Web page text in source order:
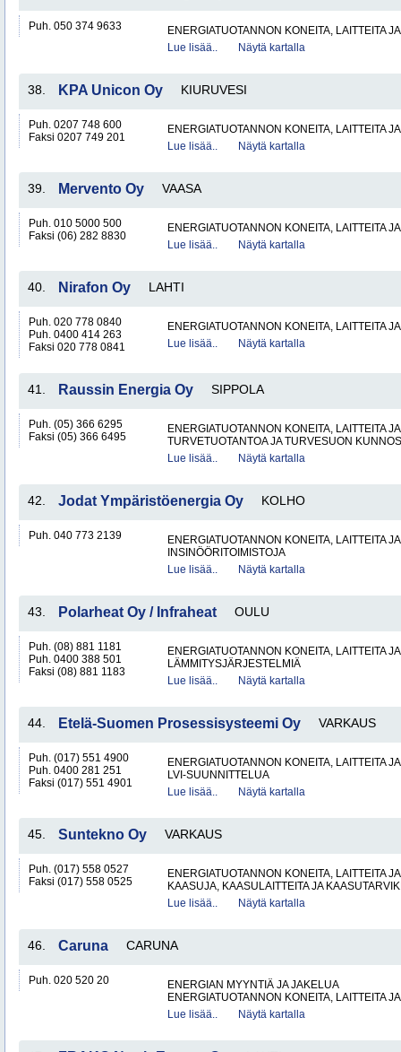
Puh. 050 374 9633
ENERGIATUOTANNON KONEITA, LAITTEITA
Lue lisää..
Näytä kartalla
38. KPA Unicon Oy KIURUVESI
Puh. 0207 748 600
Faksi 0207 749 201
ENERGIATUOTANNON KONEITA, LAITTEITA
Lue lisää..
Näytä kartalla
39. Mervento Oy VAASA
Puh. 010 5000 500
Faksi (06) 282 8830
ENERGIATUOTANNON KONEITA, LAITTEITA
Lue lisää..
Näytä kartalla
40. Nirafon Oy LAHTI
Puh. 020 778 0840
Puh. 0400 414 263
Faksi 020 778 0841
ENERGIATUOTANNON KONEITA, LAITTEITA
Lue lisää..
Näytä kartalla
41. Raussin Energia Oy SIPPOLA
Puh. (05) 366 6295
Faksi (05) 366 6495
ENERGIATUOTANNON KONEITA, LAITTEITA
TURVETUOTANTOA JA TURVESUON
Lue lisää..
Näytä kartalla
42. Jodat Ympäristöenergia Oy KOLHO
Puh. 040 773 2139
ENERGIATUOTANNON KONEITA, LAITTEITA
INSINÖÖRITOIMISTOJA
Lue lisää..
Näytä kartalla
43. Polarheat Oy / Infraheat OULU
Puh. (08) 881 1181
Puh. 0400 388 501
Faksi (08) 881 1183
ENERGIATUOTANNON KONEITA, LAITTEITA
LÄMMITYSJÄRJESTELMIÄ
Lue lisää..
Näytä kartalla
44. Etelä-Suomen Prosessisysteemi Oy VARKAUS
Puh. (017) 551 4900
Puh. 0400 281 251
Faksi (017) 551 4901
ENERGIATUOTANNON KONEITA, LAITTEITA
LVI-SUUNNITTELUA
Lue lisää..
Näytä kartalla
45. Suntekno Oy VARKAUS
Puh. (017) 558 0527
Faksi (017) 558 0525
ENERGIATUOTANNON KONEITA, LAITTEITA
KAASUJA, KAASULAITTEITA JA
Lue lisää..
Näytä kartalla
46. Caruna CARUNA
Puh. 020 520 20
ENERGIAN MYYNTIÄ JA JAKELUA
ENERGIATUOTANNON KONEITA, LAITTEITA
Lue lisää..
Näytä kartalla